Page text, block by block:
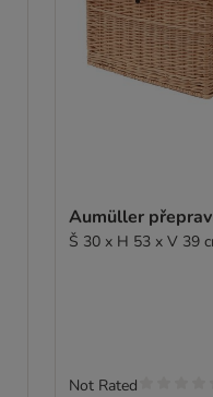
Aumüller
Š 30 x H 53 x V 39
Not Rated